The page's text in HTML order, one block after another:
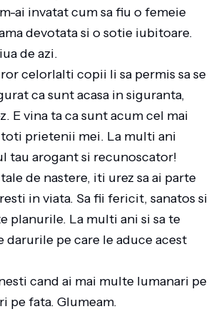
ai invatat cum sa fiu o femeie
devotata si o sotie iubitoare.
de azi.
celorlalti copii li sa permis sa se
ca sunt acasa in siguranta,
E vina ta ca sunt acum cel mai
prietenii mei. La multi ani
tau arogant si recunoscator!
de nastere, iti urez sa ai parte
in viata. Sa fii fericit, sanatos si
planurile. La multi ani si sa te
darurile pe care le aduce acest
cand ai mai multe lumanari pe
pe fata. Glumeam.